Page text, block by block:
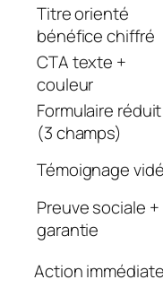
Titre orienté
bénéfice chiffré
CTA texte +
couleur
Formulaire réduit
(3 champs)
Témoignage
Preuve sociale +
garantie
Action immédiate